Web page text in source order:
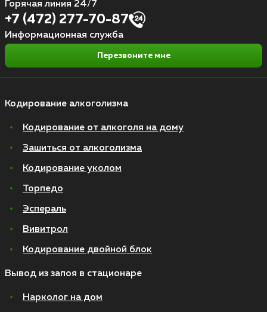
Кодирование алкоголизма
Кодирование от алкоголя на дому
Зашиться от алкоголизма
Кодирование уколом
Торпедо
Эспераль
Вивитрол
Кодирование двойной блок
Вывод из запоя в стационаре
Нарколог на дом
Горячая линия 24/7
+7 (472) 277-70-87
Информационная служба
Перезвоните мне